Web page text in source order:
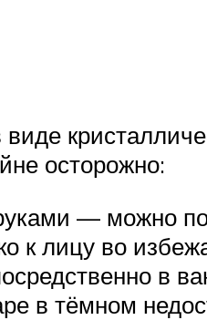
осторожно:
— можно
к лицу во
в
в тёмном